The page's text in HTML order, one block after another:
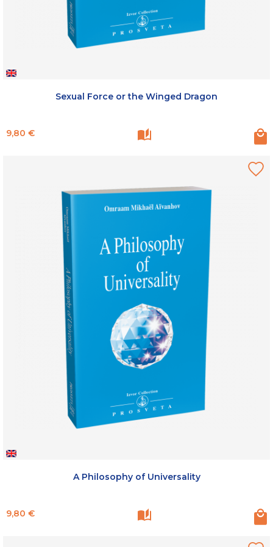
Sexual Force or the Winged Dragon
Prix
9,80 €
A Philosophy of Universality
Prix
9,80 €